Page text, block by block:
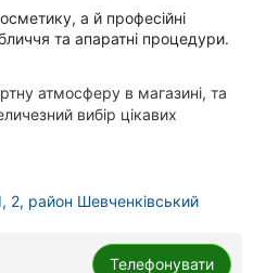
а й професійні
та апаратні процедури.
атмосферу в магазині, та
вибір цікавих
2, район Шевченківський
Телефонувати